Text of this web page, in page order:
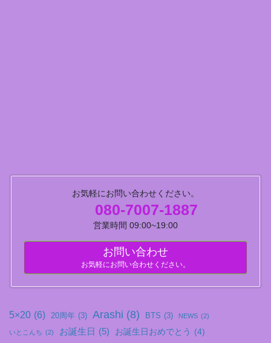
お気軽にお問い合わせください。
080-7007-1887
営業時間 09:00~19:00
お問い合わせ
お気軽にお問い合わせください。
5×20 (6) 20周年 (3) Arashi (8) BTS (3) NEWS (2)
いとこんち (2) お誕生日 (5) お誕生日おめでとう (4)